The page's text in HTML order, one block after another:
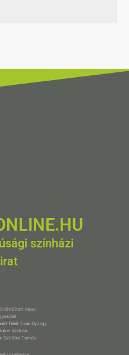
színházi
rövidített neve:
felel:Csák György
Andrea
Szöllősi Tamás *